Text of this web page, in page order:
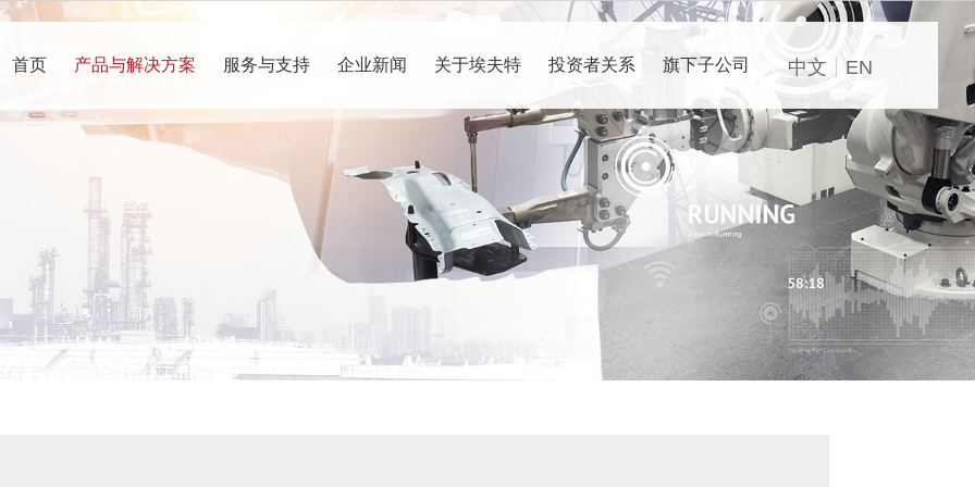
中文 EN
首页 产品与解决方案 服务与支持 企业新闻 关于埃夫特 投资者关系 旗下子公司